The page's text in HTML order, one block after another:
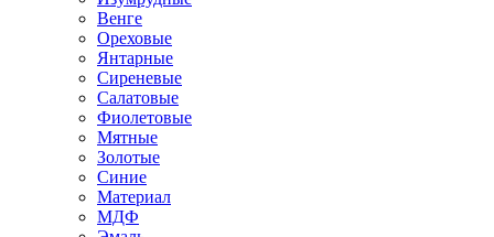
Венге
Ореховые
Янтарные
Сиреневые
Салатовые
Фиолетовые
Мятные
Золотые
Синие
Материал
МДФ